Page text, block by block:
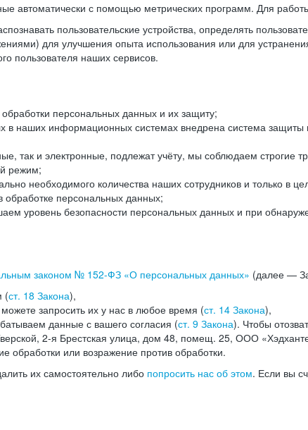
автоматически с помощью метрических программ. Для
пользовательские устройства, определять
для улучшения опыта использования или для
пользователя наших сервисов.
персональных данных и их защиту;
в наших информационных системах внедрена система защиты
так и электронные, подлежат учёту, мы соблюдаем строгие
режим;
необходимого количества наших сотрудников и только в
персональных данных;
уровень безопасности персональных данных и при
законом № 152-ФЗ «О персональных данных» (далее —
(ст. 18 Закона),
запросить их у нас в любое время (ст. 14 Закона),
данные с вашего согласия (ст. 9 Закона). Чтобы
2-я Брестская улица, дом 48, помещ. 25, ООО
обработки или возражение против обработки.
их самостоятельно либо попросить нас об этом. Если вы